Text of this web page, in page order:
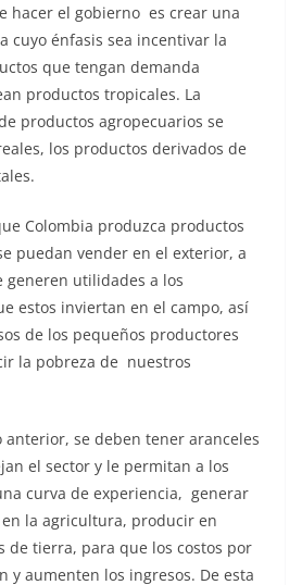
hacer el gobierno es crear una
cuyo énfasis sea incentivar la
que tengan demanda
productos tropicales. La
productos agropecuarios se
los productos derivados de
Colombia produzca productos
puedan vender en el exterior, a
generen utilidades a los
estos inviertan en el campo, así
de los pequeños productores
la pobreza de nuestros
anterior, se deben tener aranceles
el sector y le permitan a los
curva de experiencia, generar
la agricultura, producir en
de tierra, para que los costos por
y aumenten los ingresos. De esta